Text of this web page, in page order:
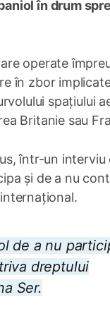
în drum
operate
în zbor
spațiului
Britanie sau
într-un interviu
și de a nu
de a nu
dreptului
Ser.